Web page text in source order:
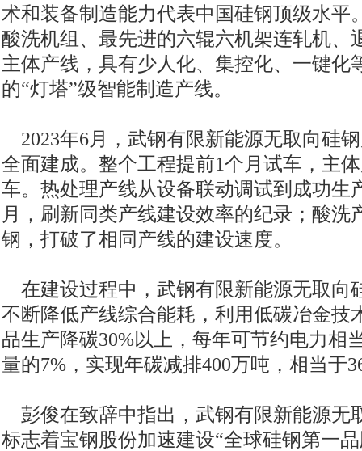
术和装备制造能力代表中国硅钢顶级水平
酸洗机组、最先进的六辊六机架连轧机、
主体产线，具有少人化、集控化、一键化
的“灯塔”级智能制造产线。
2023年6月，武钢有限新能源无取向硅
全面建成。整个工程提前1个月试车，主
车。热处理产线从设备联动调试到成功生
月，刷新同类产线建设效率的纪录；酸洗
钢，打破了相同产线的建设速度。
在建设过程中，武钢有限新能源无取向
不断降低产线综合能耗，利用低碳冶金技
品生产降碳30%以上，每年可节约电力相
量的7%，实现年碳减排400万吨，相当于
彭俊在致辞中指出，武钢有限新能源无
标志着宝钢股份加速建设“全球硅钢第一